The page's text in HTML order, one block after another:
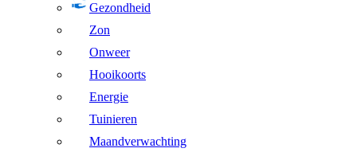
Gezondheid
Zon
Onweer
Hooikoorts
Energie
Tuinieren
Maandverwachting